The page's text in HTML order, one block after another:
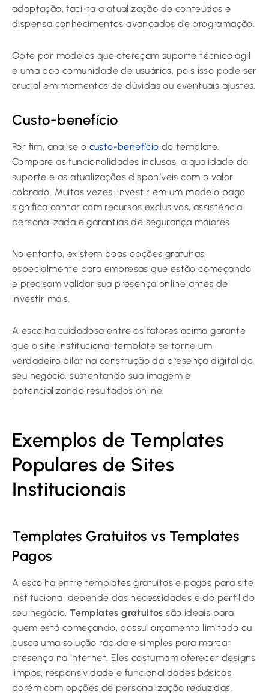
adaptação, facilita a atualização de conteúdos e
dispensa conhecimentos avançados de programação.
Opte por modelos que ofereçam suporte técnico ágil
e uma boa comunidade de usuários, pois isso pode ser
crucial em momentos de dúvidas ou eventuais ajustes.
Custo-benefício
Por fim, analise o custo-benefício do template.
Compare as funcionalidades inclusas, a qualidade do
suporte e as atualizações disponíveis com o valor
cobrado. Muitas vezes, investir em um modelo pago
significa contar com recursos exclusivos, assistência
personalizada e garantias de segurança maiores.
No entanto, existem boas opções gratuitas,
especialmente para empresas que estão começando
e precisam validar sua presença online antes de
investir mais.
A escolha cuidadosa entre os fatores acima garante
que o site institucional template se torne um
verdadeiro pilar na construção da presença digital do
seu negócio, sustentando sua imagem e
potencializando resultados online.
Exemplos de Templates
Populares de Sites
Institucionais
Templates Gratuitos vs Templates
Pagos
A escolha entre templates gratuitos e pagos para site
institucional depende das necessidades e do perfil do
seu negócio.Templates gratuitos são ideais para
quem está começando, possui orçamento limitado ou
busca uma solução rápida e simples para marcar
presença na internet. Eles costumam oferecer designs
limpos, responsividade e funcionalidades básicas,
porém com opções de personalização reduzidas.